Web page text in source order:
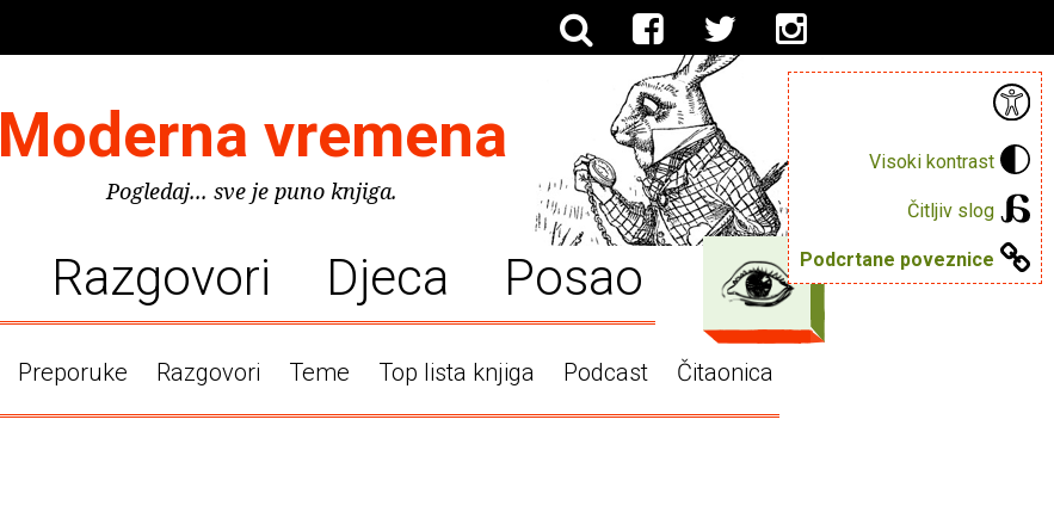
Visoki kontrast
Čitljiv slog
Podcrtane poveznice
Moderna vremena
Pogledaj... sve je puno knjiga.
Razgovori Djeca Posao
Preporuke Razgovori Teme Top lista knjiga Podcast Čitaonica